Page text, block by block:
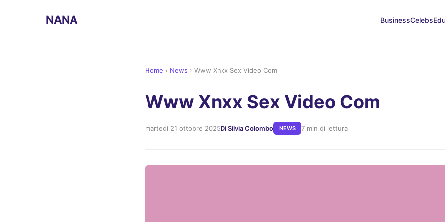
NANA BusinessCelebs
Home › News › Www Xnxx Sex Video Com
Www Xnxx Sex Video Com
martedì 21 ottobre 2025Di Silvia Colombo NEWS 7 min di lettura